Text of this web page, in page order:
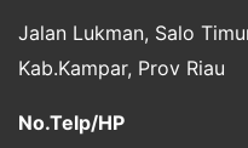
Jalan Lukman, Salo
Kab.Kampar, Prov Riau
No.Telp/HP